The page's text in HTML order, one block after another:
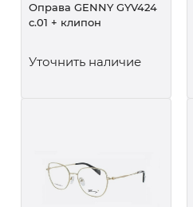
Оправа GENNY GYV424
c.01 + клипон
Уточнить наличие